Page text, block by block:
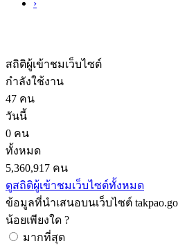
›
สถิติผู้เข้าชมเว็บไซต์
กำลังใช้งาน
47 คน
วันนี้
0 คน
ทั้งหมด
5,360,917 คน
ดูสถิติผู้เข้าชมเว็บไซต์ทั้งหมด
ข้อมูลที่นำเสนอบนเว็บไซต์
น้อยเพียงใด ?
มากที่สุด